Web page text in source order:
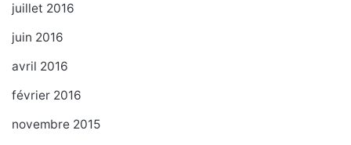
juillet 2016
juin 2016
avril 2016
février 2016
novembre 2015